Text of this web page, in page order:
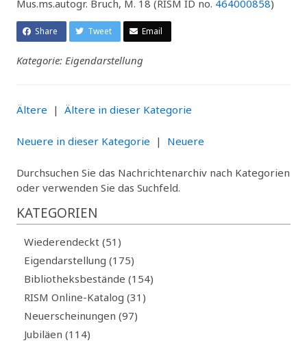
Mus.ms.autogr. Bruch, M. 18 (RISM ID no. 464000858)
Share Tweet Email
Kategorie: Eigendarstellung
Ältere | Ältere in dieser Kategorie
Neuere in dieser Kategorie | Neuere
Durchsuchen Sie das Nachrichtenarchiv nach Kategorien
oder verwenden Sie das Suchfeld.
KATEGORIEN
Wiederendeckt (51)
Eigendarstellung (175)
Bibliotheksbestände (154)
RISM Online-Katalog (31)
Neuerscheinungen (97)
Jubiläen (114)